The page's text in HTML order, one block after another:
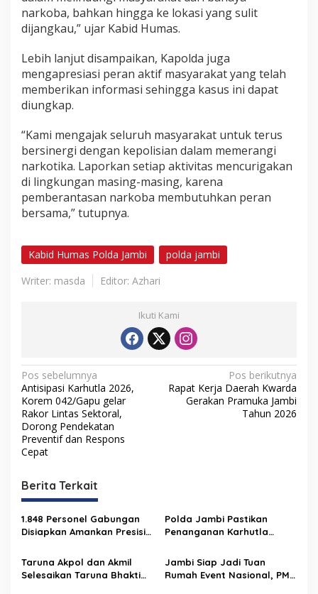
narkoba, bahkan hingga ke lokasi yang sulit
dijangkau,” ujar Kabid Humas.
Lebih lanjut disampaikan, Kapolda juga
mengapresiasi peran aktif masyarakat yang telah
memberikan informasi sehingga kasus ini dapat
diungkap.
“Kami mengajak seluruh masyarakat untuk terus
bersinergi dengan kepolisian dalam memerangi
narkotika. Laporkan setiap aktivitas mencurigakan
di lingkungan masing-masing, karena
pemberantasan narkoba membutuhkan peran
bersama,” tutupnya.
Kabid Humas Polda Jambi
polda jambi
Writer: masda
Editor: Azhari
Ikuti Kami
N
a
v
i
g
a
s
i
p
o
s
Pos sebelumnya
Antisipasi Karhutla 2026,
Korem 042/Gapu gelar
Rakor Lintas Sektoral,
Dorong Pendekatan
Preventif dan Respons
Cepat
Pos berikutnya
Rapat Kerja Daerah Kwarda
Gerakan Pramuka Jambi
Tahun 2026
Berita Terkait
1.848 Personel Gabungan
Disiapkan Amankan Presisi
Polda Jambi Pastikan
Penanganan Karhutla
Taruna Akpol dan Akmil
Selesaikan Taruna Bhakti
Jambi Siap Jadi Tuan
Rumah Event Nasional, PMR